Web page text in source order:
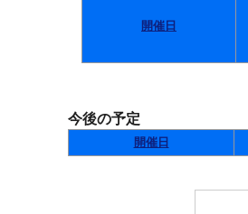
開催日
今後の予定
開催日